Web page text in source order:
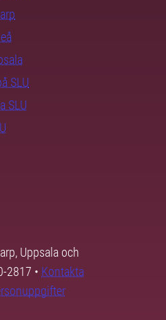
SLU
SLU
Uppsala och
2817 • Kontakta